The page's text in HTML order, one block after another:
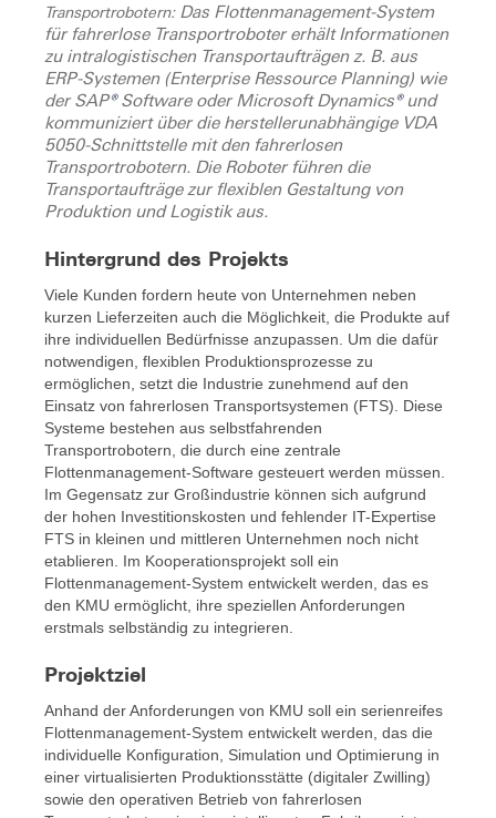
Transportrobotern: Das Flottenmanagement-System
für fahrerlose Transportroboter erhält Informationen
zu intralogistischen Transportaufträgen z. B. aus
ERP-Systemen (Enterprise Ressource Planning) wie
der SAP®Software oder Microsoft Dynamics®und
kommuniziert über die herstellerunabhängige VDA
5050-Schnittstelle mit den fahrerlosen
Transportrobotern. Die Roboter führen die
Transportaufträge zur flexiblen Gestaltung von
Produktion und Logistik aus.
Hintergrund des Projekts
Viele Kunden fordern heute von Unternehmen neben
kurzen Lieferzeiten auch die Möglichkeit, die Produkte auf
ihre individuellen Bedürfnisse anzupassen. Um die dafür
notwendigen, flexiblen Produktionsprozesse zu
ermöglichen, setzt die Industrie zunehmend auf den
Einsatz von fahrerlosen Transportsystemen (FTS). Diese
Systeme bestehen aus selbstfahrenden
Transportrobotern, die durch eine zentrale
Flottenmanagement-Software gesteuert werden müssen.
Im Gegensatz zur Großindustrie können sich aufgrund
der hohen Investitionskosten und fehlender IT-Expertise
FTS in kleinen und mittleren Unternehmen noch nicht
etablieren. Im Kooperationsprojekt soll ein
Flottenmanagement-System entwickelt werden, das es
den KMU ermöglicht, ihre speziellen Anforderungen
erstmals selbständig zu integrieren.
Projektziel
Anhand der Anforderungen von KMU soll ein serienreifes
Flottenmanagement-System entwickelt werden, das die
individuelle Konfiguration, Simulation und Optimierung in
einer virtualisierten Produktionsstätte (digitaler Zwilling)
sowie den operativen Betrieb von fahrerlosen